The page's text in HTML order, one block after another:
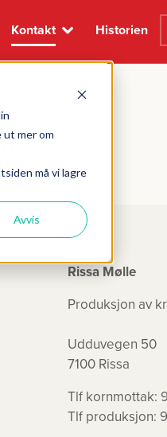
ut mer om
må vi lagre
Avvis
Kontakt Historien
Rissa Mølle
Produksjon av
Udduvegen 50
7100 Rissa
Tlf kornmottak:
Tlf produksjon: